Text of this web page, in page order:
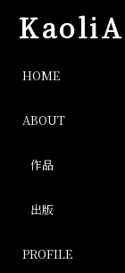
HOME
ABOUT
作品
出版
PROFILE
Post